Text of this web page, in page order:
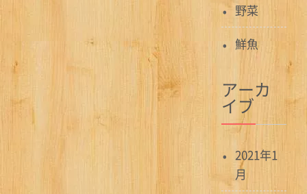
野菜
鮮魚
アーカ
イブ
2021年1
月